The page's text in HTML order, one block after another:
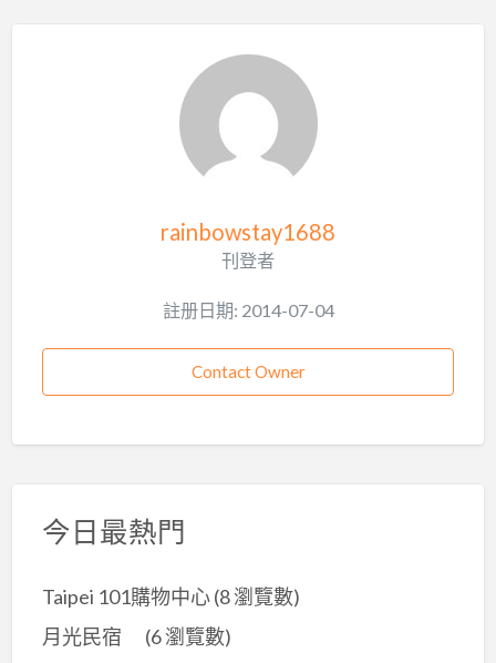
rainbowstay1688
刊登者
註册日期: 2014-07-04
Contact Owner
今日最熱門
Taipei 101購物中心(8 瀏覽數)
月光民宿
(6 瀏覽數)